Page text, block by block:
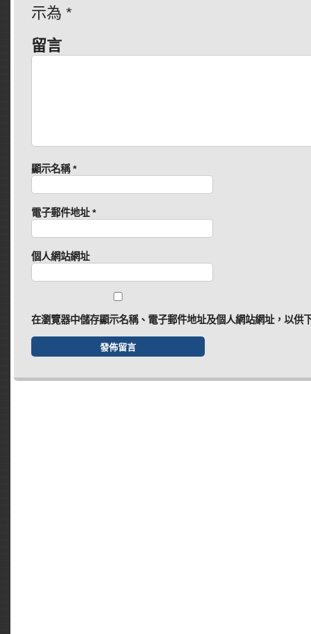
示為 *
留言
顯示名稱*
電子郵件地址*
個人網站網址
在瀏覽器中儲存顯示名稱、電子郵件地址及個人網站網址，以供